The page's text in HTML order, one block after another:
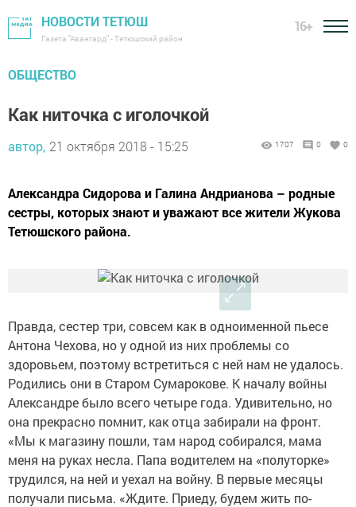
НОВОСТИ ТЕТЮШ
Газета "Авангард" - Тетюшский район
16+
ОБЩЕСТВО
Как ниточка с иголочкой
автор, 21 октября 2018 - 15:25 1707 0 0
Александра Сидорова и Галина Андрианова – родные
сестры, которых знают и уважают все жители Жукова
Тетюшского района.
Правда, сестер три, совсем как в одноименной пьесе
Антона Чехова, но у одной из них проб­лемы со
здоровьем, по­этому встретиться с ней нам не удалось.
Родились они в Старом Сумарокове. К началу войны
Александ­ре было всего четыре года. Удивительно, но
она прекрасно помнит, как отца забирали на фронт.
«Мы к магазину пошли, там народ собирался, мама
меня на руках несла. Папа водителем на «полуторке»
трудился, на ней и уехал на войну. В первые месяцы
получали письма. «Ждите. Приеду, будем жить по-